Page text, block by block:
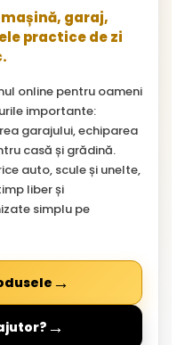
garaj,
practice de zi
online pentru oameni
importante:
garajului, echiparea
casă și grădină.
auto, scule și unelte,
liber și
simplu pe
→
→